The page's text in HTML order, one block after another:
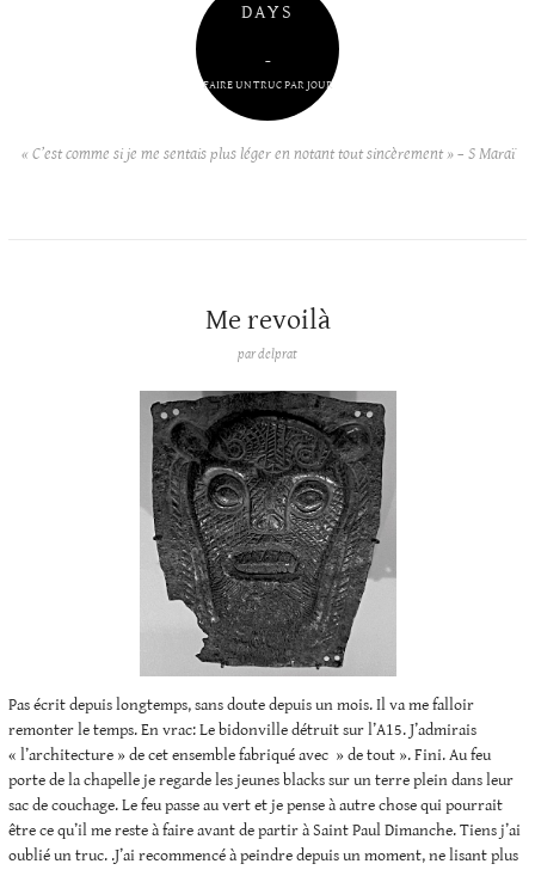
DAYS
–
FAIRE UN TRUC PAR JOUR
« C’est comme si je me sentais plus léger en notant tout sincèrement » – S Maraï
Me revoilà
pardelprat
Pas écrit depuis longtemps, sans doute depuis un mois. Il va me falloir
remonter le temps. En vrac: Le bidonville détruit sur l’A15. J’admirais
« l’architecture » de cet ensemble fabriqué avec » de tout ». Fini. Au feu
porte de la chapelle je regarde les jeunes blacks sur un terre plein dans leur
sac de couchage. Le feu passe au vert et je pense à autre chose qui pourrait
être ce qu’il me reste à faire avant de partir à Saint Paul Dimanche. Tiens j’ai
oublié un truc. .J’ai recommencé à peindre depuis un moment, ne lisant plus